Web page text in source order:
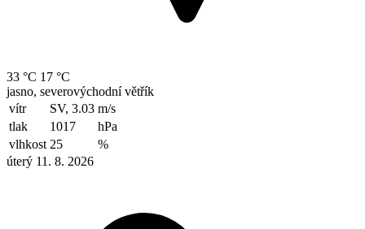
33 °C 17 °C
jasno, severovýchodní větřík
vítr
SV, 3.03 m/s
tlak
1017
hPa
vlhkost 25
%
úterý 11. 8. 2026